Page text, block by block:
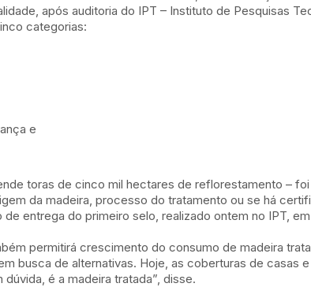
após auditoria do IPT – Instituto de Pesquisas
categorias:
e
toras de cinco mil hectares de reflorestamento –
da madeira, processo do tratamento ou se há
entrega do primeiro selo, realizado ontem no IPT, em
permitirá crescimento do consumo de madeira
busca de alternativas. Hoje, as coberturas de casas
é a madeira tratada”, disse.